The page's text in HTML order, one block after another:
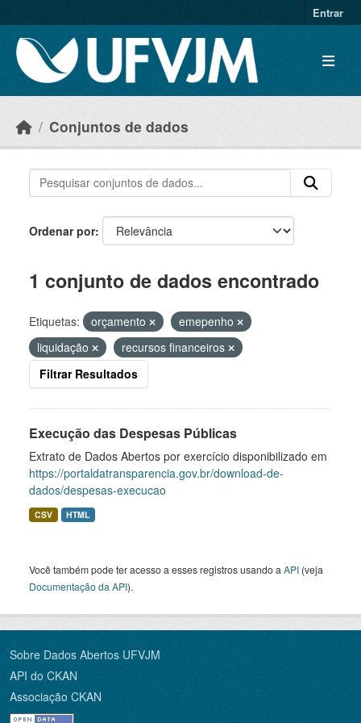
Entrar
Conjuntos de dados
Ordenar por
1 conjunto de dados encontrado
Etiquetas: orçamento
emepenho
liquidação
recursos financeiros
Filtrar Resultados
Execução das Despesas Públicas
Extrato de Dados Abertos por exercício disponibilizado em
https://portaldatransparencia.gov.br/download-de-
dados/despesas-execucao
CSV HTML
Você também pode ter acesso a esses registros usando a API (veja
Documentação da API).
Sobre Dados Abertos UFVJM
API do CKAN
Associação CKAN